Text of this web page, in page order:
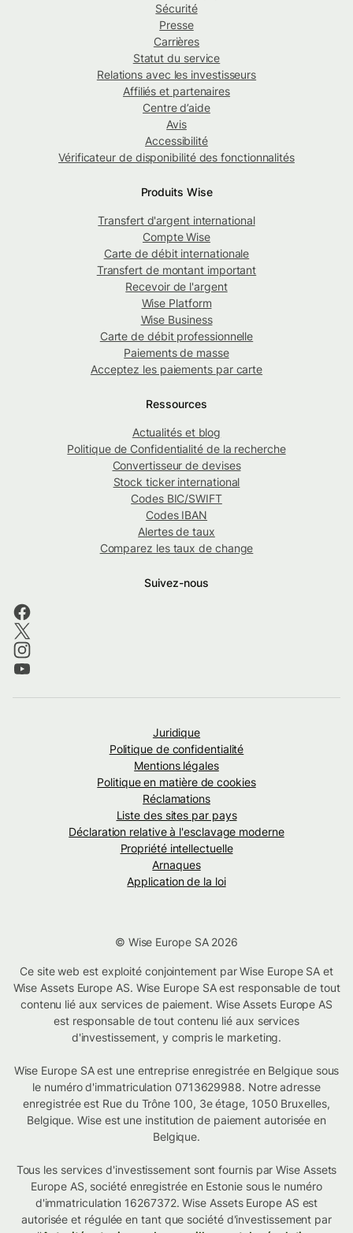
Sécurité
Presse
Carrières
Statut du service
Relations avec les investisseurs
Affiliés et partenaires
Centre d’aide
Avis
Accessibilité
Vérificateur de disponibilité des fonctionnalités
Produits Wise
Transfert d'argent international
Compte Wise
Carte de débit internationale
Transfert de montant important
Recevoir de l'argent
Wise Platform
Wise Business
Carte de débit professionnelle
Paiements de masse
Acceptez les paiements par carte
Ressources
Actualités et blog
Politique de Confidentialité de la recherche
Convertisseur de devises
Stock ticker international
Codes BIC/SWIFT
Codes IBAN
Alertes de taux
Comparez les taux de change
Suivez-nous
Juridique
Politique de confidentialité
Mentions légales
Politique en matière de cookies
Réclamations
Liste des sites par pays
Déclaration relative à l'esclavage moderne
Propriété intellectuelle
Arnaques
Application de la loi
© Wise Europe SA 2026
Ce site web est exploité conjointement par Wise Europe SA et
Wise Assets Europe AS. Wise Europe SA est responsable de tout
contenu lié aux services de paiement. Wise Assets Europe AS
est responsable de tout contenu lié aux services
d'investissement, y compris le marketing.
Wise Europe SA est une entreprise enregistrée en Belgique sous
le numéro d'immatriculation 0713629988. Notre adresse
enregistrée est Rue du Trône 100, 3e étage, 1050 Bruxelles,
Belgique. Wise est une institution de paiement autorisée en
Belgique.
Tous les services d'investissement sont fournis par Wise Assets
Europe AS, société enregistrée en Estonie sous le numéro
d'immatriculation 16267372. Wise Assets Europe AS est
autorisée et régulée en tant que société d'investissement par